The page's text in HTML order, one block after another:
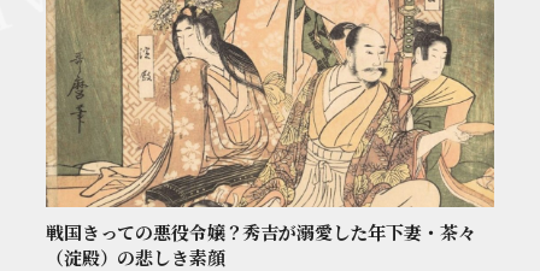
戦国きっての悪役令嬢？秀吉が溺愛した年下妻・茶々
（淀殿）の悲しき素顔